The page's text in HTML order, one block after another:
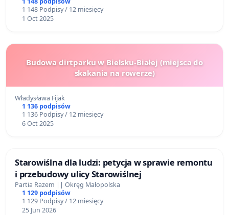
1 148 Podpisy / 12 miesięcy
1 Oct 2025
Budowa dirtparku w Bielsku-Białej (miejsca do
skakania na rowerze)
Władysława Fijak
1 136 podpisów
1 136 Podpisy / 12 miesięcy
6 Oct 2025
Starowiślna dla ludzi: petycja w sprawie remontu
i przebudowy ulicy Starowiślnej
Partia Razem || Okręg Małopolska
1 129 podpisów
1 129 Podpisy / 12 miesięcy
25 Jun 2026